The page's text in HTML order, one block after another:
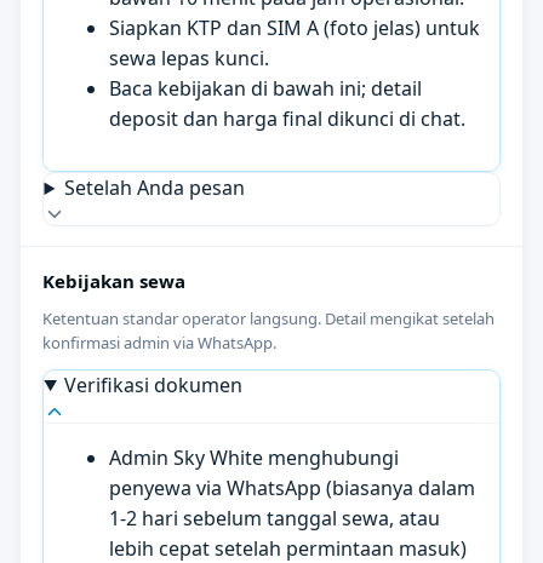
Siapkan KTP dan SIM A (foto jelas) untuk
sewa lepas kunci.
Baca kebijakan di bawah ini; detail
deposit dan harga final dikunci di chat.
Setelah Anda pesan
Kebijakan sewa
Ketentuan standar operator langsung. Detail mengikat setelah
konfirmasi admin via WhatsApp.
Verifikasi dokumen
Admin Sky White menghubungi
penyewa via WhatsApp (biasanya dalam
1-2 hari sebelum tanggal sewa, atau
lebih cepat setelah permintaan masuk)